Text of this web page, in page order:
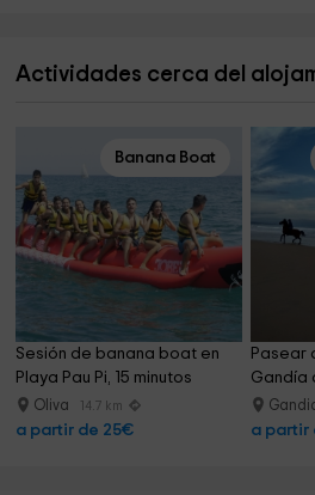
Actividades cerca del
Banana Boat
Sesión de banana boat en
Playa Pau Pi, 15 minutos
Oliva 14.7 km
a partir de 25€
Pasear
Gandía
a partir